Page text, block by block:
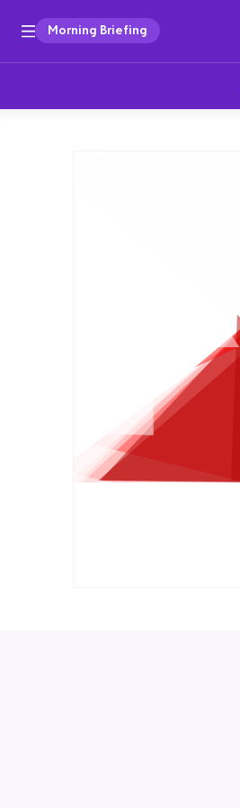
Morning Briefing